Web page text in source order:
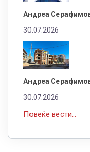
Андреа
30.07.2026
Андреа
30.07.2026
Повеќе вести...